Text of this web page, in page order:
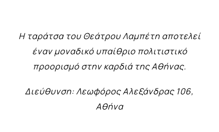
Η ταράτσα του Θεάτρου Λαμπέτη αποτελεί
έναν μοναδικό υπαίθριο πολιτιστικό
προορισμό στην καρδιά της Αθήνας.
Διεύθυνση: Λεωφόρος Αλεξάνδρας 106,
Αθήνα